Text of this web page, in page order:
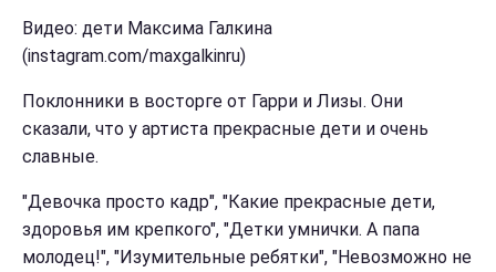
Видео: дети Максима Галкина
(instagram.com/maxgalkinru)
Поклонники в восторге от Гарри и Лизы. Они
сказали, что у артиста прекрасные дети и очень
славные.
"Девочка просто кадр", "Какие прекрасные дети,
здоровья им крепкого", "Детки умнички. А папа
молодец!", "Изумительные ребятки", "Невозможно не